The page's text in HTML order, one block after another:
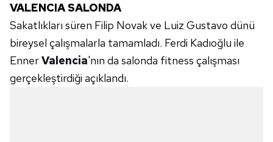
VALENCIA SALONDA
Sakatlıkları süren Filip Novak ve Luiz Gustavo dünü
bireysel çalışmalarla tamamladı. Ferdi Kadıoğlu ile
EnnerValencia'nın da salonda fitness çalışması
gerçekleştirdiği açıklandı.